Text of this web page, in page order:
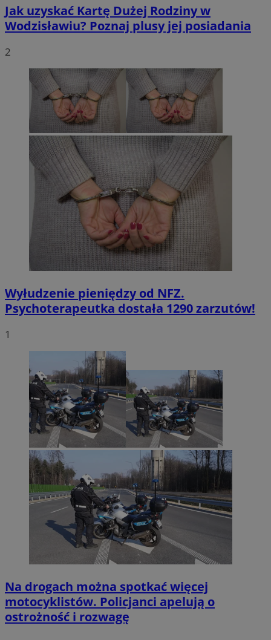
Jak uzyskać Kartę Dużej Rodziny w
Wodzisławiu? Poznaj plusy jej posiadania
2
Wyłudzenie pieniędzy od NFZ.
Psychoterapeutka dostała 1290 zarzutów!
1
Na drogach można spotkać więcej
motocyklistów. Policjanci apelują o
ostrożność i rozwagę